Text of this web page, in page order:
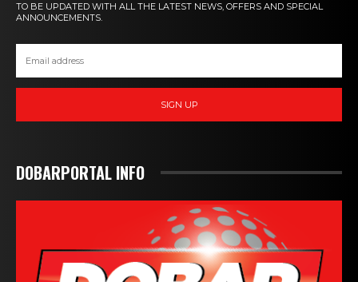
TO BE UPDATED WITH ALL THE LATEST NEWS, OFFERS AND SPECIAL
ANNOUNCEMENTS.
SIGN UP
DOBARPORTAL INFO